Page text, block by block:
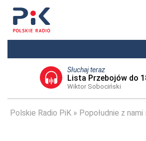
Słuchaj teraz
Lista Przebojów do
Wiktor Sobociński
Polskie Radio PiK Popołudnie z nami